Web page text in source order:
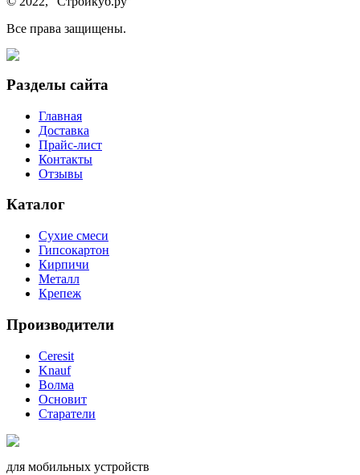
Все права защищены.
Разделы сайта
Главная
Доставка
Прайс-лист
Контакты
Отзывы
Каталог
Сухие смеси
Гипсокартон
Кирпичи
Металл
Крепеж
Производители
Ceresit
Knauf
Волма
Основит
Старатели
для мобильных устройств